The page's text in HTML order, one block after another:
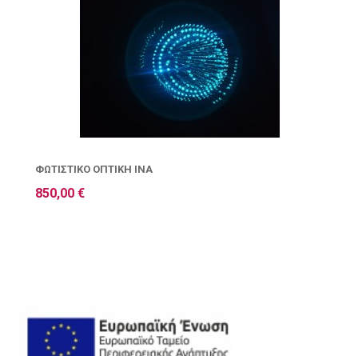
ΦΩΤΙΣΤΙΚΌ ΟΠΤΙΚΉ ΊΝΑ
850,00 €